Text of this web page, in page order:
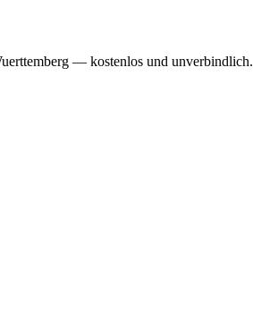
— kostenlos und unverbindlich.